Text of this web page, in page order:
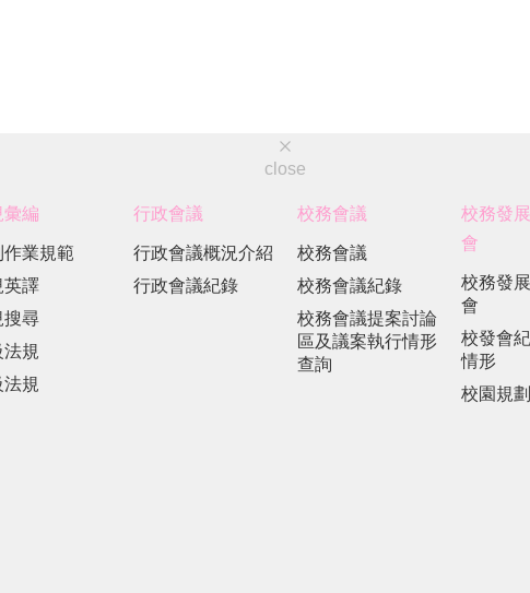
close
彙編
作業規範
英譯
搜尋
規
法規
行政會議
行政會議概況介紹
行政會議紀錄
校務會議
校務會議
校務會議紀錄
校務會議提案討論
區及議案執行情形
查詢
校務發
會
校務發
會
校發會
情形
校園規